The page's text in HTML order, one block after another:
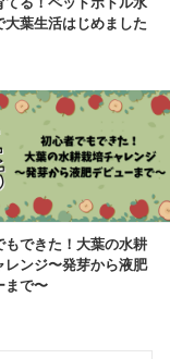
大葉生活はじめました
もできた！大葉の水耕
レンジ〜発芽から液肥
まで〜